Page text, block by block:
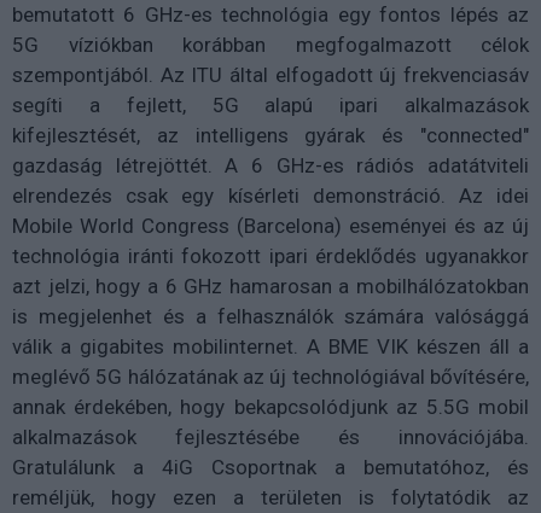
bemutatott 6 GHz-es technológia egy fontos lépés az
5G víziókban korábban megfogalmazott célok
szempontjából. Az ITU által elfogadott új frekvenciasáv
segíti a fejlett, 5G alapú ipari alkalmazások
kifejlesztését, az intelligens gyárak és "connected"
gazdaság létrejöttét. A 6 GHz-es rádiós adatátviteli
elrendezés csak egy kísérleti demonstráció. Az idei
Mobile World Congress (Barcelona) eseményei és az új
technológia iránti fokozott ipari érdeklődés ugyanakkor
azt jelzi, hogy a 6 GHz hamarosan a mobilhálózatokban
is megjelenhet és a felhasználók számára valósággá
válik a gigabites mobilinternet. A BME VIK készen áll a
meglévő 5G hálózatának az új technológiával bővítésére,
annak érdekében, hogy bekapcsolódjunk az 5.5G mobil
alkalmazások fejlesztésébe és innovációjába.
Gratulálunk a 4iG Csoportnak a bemutatóhoz, és
reméljük, hogy ezen a területen is folytatódik az